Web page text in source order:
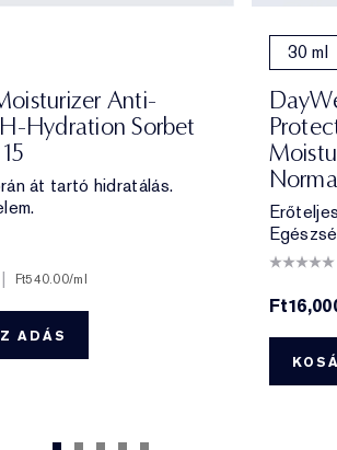
Anti-
Hydration Sorbet
át tartó hidratálás.
| Ft540.00/ml
ADÁS
30 ml